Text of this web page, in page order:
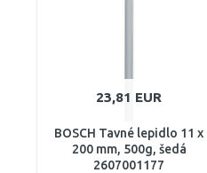
23,81 EUR
BOSCH Tavné lepidlo 11 x
200 mm, 500g, šedá
2607001177